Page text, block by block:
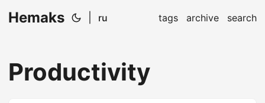
Hemaks ru tags archive search
Productivity